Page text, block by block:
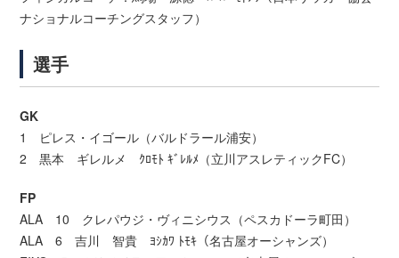
ナショナルコーチングスタッフ）
選手
GK
1 ピレス・イゴール（バルドラール浦安）
2 黒本 ギレルメ ｸﾛﾓﾄ ｷﾞﾚﾙﾒ（立川アスレティックFC）
FP
ALA 10 クレパウジ・ヴィニシウス（ペスカドーラ町田）
ALA 6 吉川 智貴 ﾖｼｶﾜ ﾄﾓｷ（名古屋オーシャンズ）